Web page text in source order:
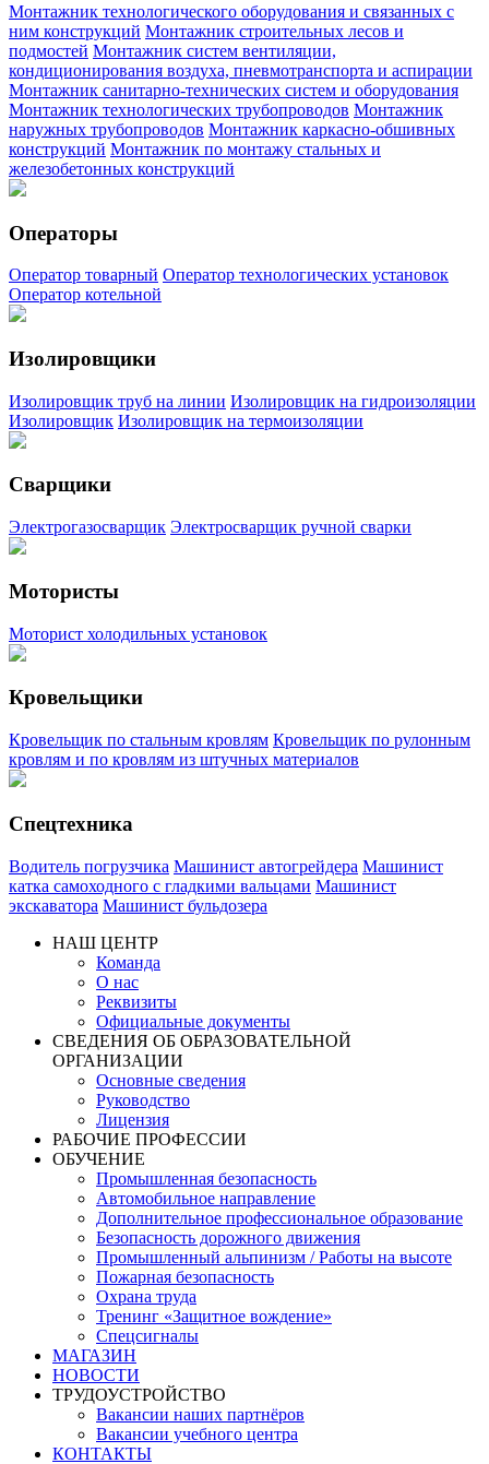
Монтажник технологического оборудования и связанных с
ним конструкций Монтажник строительных лесов и
подмостей Монтажник систем вентиляции,
кондиционирования воздуха, пневмотранспорта и аспирации
Монтажник санитарно-технических систем и оборудования
Монтажник технологических трубопроводов Монтажник
наружных трубопроводов Монтажник каркасно-обшивных
конструкций Монтажник по монтажу стальных и
железобетонных конструкций
Операторы
Оператор товарный Оператор технологических установок
Оператор котельной
Изолировщики
Изолировщик труб на линии Изолировщик на гидроизоляции
Изолировщик Изолировщик на термоизоляции
Сварщики
Электрогазосварщик Электросварщик ручной сварки
Мотористы
Моторист холодильных установок
Кровельщики
Кровельщик по стальным кровлям Кровельщик по рулонным
кровлям и по кровлям из штучных материалов
Спецтехника
Водитель погрузчика Машинист автогрейдера Машинист
катка самоходного с гладкими вальцами Машинист
экскаватора Машинист бульдозера
НАШ ЦЕНТР
Команда
О нас
Реквизиты
Официальные документы
СВЕДЕНИЯ ОБ ОБРАЗОВАТЕЛЬНОЙ
ОРГАНИЗАЦИИ
Основные сведения
Руководство
Лицензия
РАБОЧИЕ ПРОФЕССИИ
ОБУЧЕНИЕ
Промышленная безопасность
Автомобильное направление
Дополнительное профессиональное образование
Безопасность дорожного движения
Промышленный альпинизм / Работы на высоте
Пожарная безопасность
Охрана труда
Тренинг «Защитное вождение»
Спецсигналы
МАГАЗИН
НОВОСТИ
ТРУДОУСТРОЙСТВО
Вакансии наших партнёров
Вакансии учебного центра
КОНТАКТЫ